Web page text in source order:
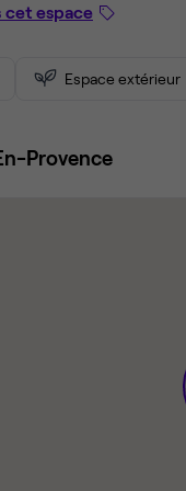
cet espace
Espace extérieur
Provence